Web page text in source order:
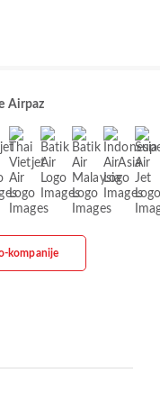
Airpaz
kompanije